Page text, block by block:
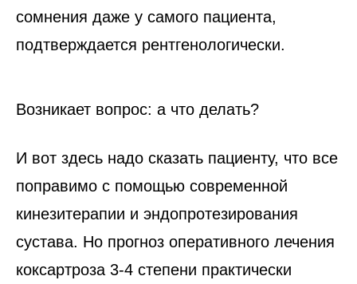
сомнения даже у самого пациента,
подтверждается рентгенологически.
Возникает вопрос: а что делать?
И вот здесь надо сказать пациенту, что все
поправимо с помощью современной
кинезитерапии и эндопротезирования
сустава. Но прогноз оперативного лечения
коксартроза 3-4 степени практически